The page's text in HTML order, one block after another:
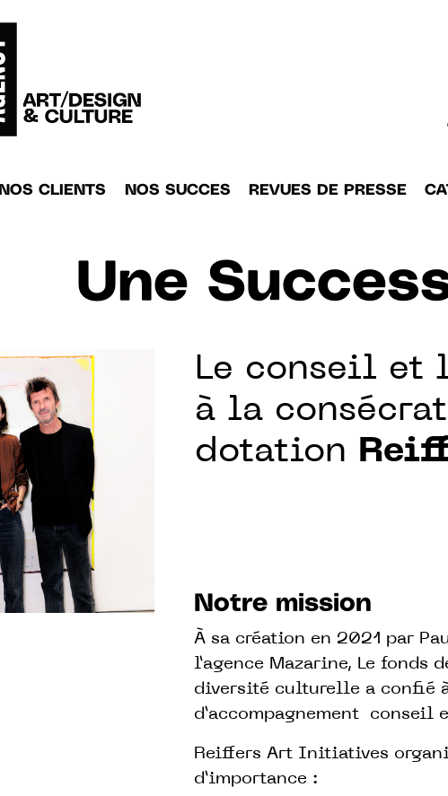
NOS CLIENTS NOS SUCCES REVUES DE PRESSE
Une
Le conseil et
à la
dotation
Notre mission
À sa création en 2021 par
l’agence Mazarine, Le
diversité culturelle a confié
d’accompagnement conseil
Reiffers Art Initiatives
d’importance :